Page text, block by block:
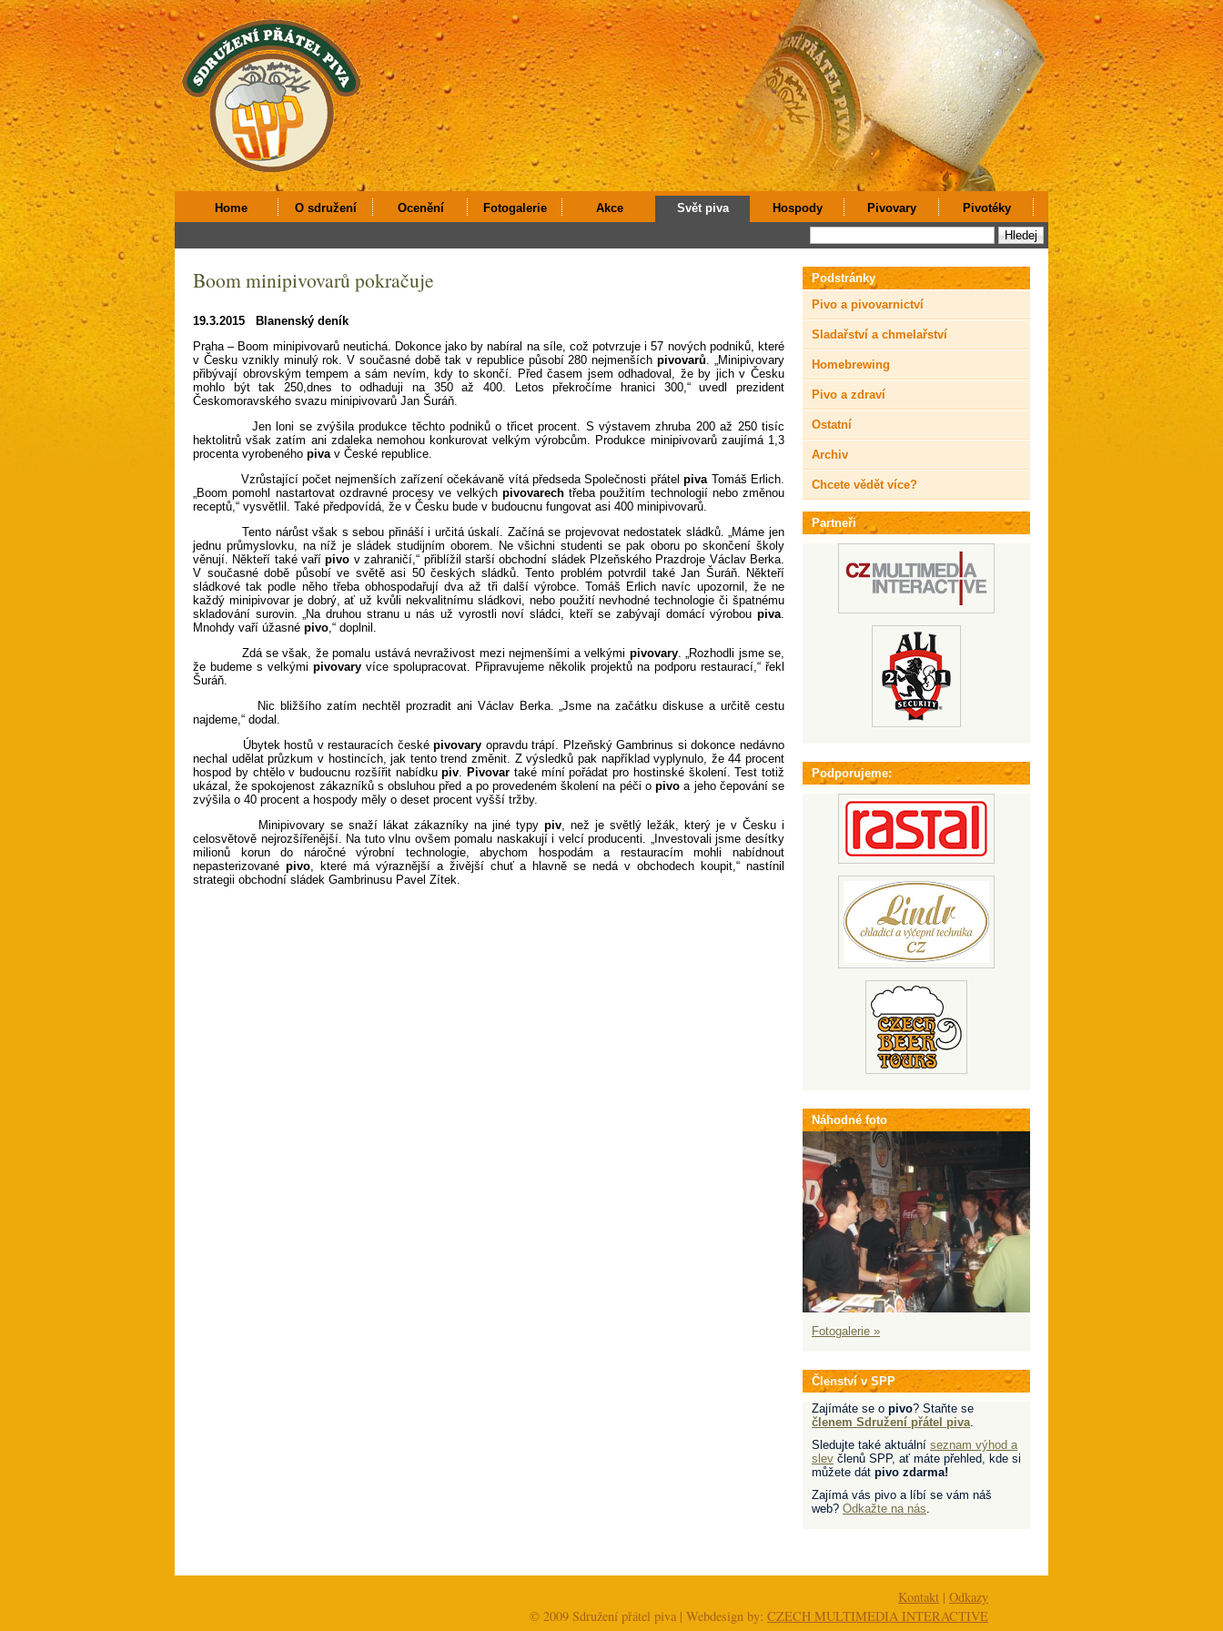
Home O sdružení Ocenění Fotogalerie Akce Svět piva Hospody Pivovary Pivotéky
Boom minipivovarů pokračuje
19.3.2015 Blanenský deník
Praha – Boom minipivovarů neutichá. Dokonce jako by nabíral na síle, což potvrzuje i 57 nových podniků, které
v Česku vznikly minulý rok. V současné době tak v republice působí 280 nejmenšíchpivovarů . „Minipivovary
přibývají obrovským tempem a sám nevím, kdy to skončí. Před časem jsem odhadoval, že by jich v Česku
mohlo být tak 250,dnes to odhaduji na 350 až 400. Letos překročíme hranici 300,“ uvedl prezident
Českomoravského svazu minipivovarů Jan Šuráň.
Jen loni se zvýšila produkce těchto podniků o třicet procent. S výstavem zhruba 200 až 250 tisíc
hektolitrů však zatím ani zdaleka nemohou konkurovat velkým výrobcům. Produkce minipivovarů zaujímá 1,3
procenta vyrobeného piva v České republice.
Vzrůstající počet nejmenších zařízení očekávaně vítá předseda Společnosti přátelpiva Tomáš Erlich.
„Boom pomohl nastartovat ozdravné procesy ve velkých pivovarechtřeba použitím technologií nebo změnou
receptů,“ vysvětlil. Také předpovídá, že v Česku bude v budoucnu fungovat asi 400 minipivovarů.
Tento nárůst však s sebou přináší i určitá úskalí. Začíná se projevovat nedostatek sládků. „Máme jen
jednu průmyslovku, na níž je sládek studijním oborem. Ne všichni studenti se pak oboru po skončení školy
věnují. Někteří také vařípivo v zahraničí,“ přiblížil starší obchodní sládek Plzeňského Prazdroje Václav Berka.
V současné době působí ve světě asi 50 českých sládků. Tento problém potvrdil také Jan Šuráň. Někteří
sládkové tak podle něho třeba obhospodařují dva až tři další výrobce. Tomáš Erlich navíc upozornil, že ne
každý minipivovar je dobrý, ať už kvůli nekvalitnímu sládkovi, nebo použití nevhodné technologie či špatnému
skladování surovin. „Na druhou stranu u nás už vyrostli noví sládci, kteří se zabývají domácí výrobou piva
Mnohdy vaří úžasné pivo ,“ doplnil.
Zdá se však, že pomalu ustává nevraživost mezi nejmenšími a velkými pivovary. „Rozhodli jsme se,
že budeme s velkými pivovary více spolupracovat. Připravujeme několik projektů na podporu restaurací,“ řekl
Šuráň.
Nic bližšího zatím nechtěl prozradit ani Václav Berka. „Jsme na začátku diskuse a určitě cestu
najdeme,“ dodal.
Úbytek hostů v restauracích česképivovary opravdu trápí. Plzeňský Gambrinus si dokonce nedávno
nechal udělat průzkum v hostincích, jak tento trend změnit. Z výsledků pak například vyplynulo, že 44 procent
hospod by chtělo v budoucnu rozšířit nabídkupiv Pivovar také míní pořádat pro hostinské školení. Test totiž
ukázal, že spokojenost zákazníků s obsluhou před a po provedeném školení na péči opivo a jeho čepování se
zvýšila o 40 procent a hospody měly o deset procent vyšší tržby.
Minipivovary se snaží lákat zákazníky na jiné typy piv , než je světlý ležák, který je v Česku i
celosvětově nejrozšířenější. Na tuto vlnu ovšem pomalu naskakují i velcí producenti. „Investovali jsme desítky
milionů korun do náročné výrobní technologie, abychom hospodám a restauracím mohli nabídnout
nepasterizované pivo, které má výraznější a živější chuť a hlavně se nedá v obchodech koupit,“ nastínil
strategii obchodní sládek Gambrinusu Pavel Zítek.
Podstránky
Pivo a pivovarnictví
Sladařství a chmelařství
Homebrewing
Pivo a zdraví
Ostatní
Archiv
Chcete vědět více?
Partneři
Podporujeme:
Náhodné foto
Fotogalerie »
Členství v SPP
Zajímáte se o pivo? Staňte se
členem Sdružení přátel piva.
Sledujte také aktuální seznam výhod a
slev členů SPP, ať máte přehled, kde si
můžete dát pivo zdarma!
Zajímá vás pivo a líbí se vám náš
web? Odkažte na nás.
Kontakt |Odkazy
© 2009 Sdružení přátel piva | Webdesign by:CZECH MULTIMEDIA INTERACTIVE